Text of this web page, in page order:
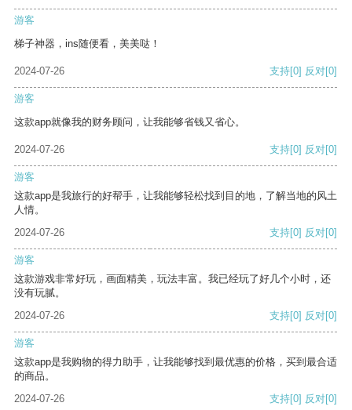
游客
梯子神器，ins随便看，美美哒！
2024-07-26 支持[0] 反对[0]
游客
这款app就像我的财务顾问，让我能够省钱又省心。
2024-07-26 支持[0] 反对[0]
游客
这款app是我旅行的好帮手，让我能够轻松找到目的地，了解当地的风土
人情。
2024-07-26
支持[0] 反对[0]
游客
这款游戏非常好玩，画面精美，玩法丰富。我已经玩了好几个小时，还
没有玩腻。
2024-07-26
支持[0] 反对[0]
游客
这款app是我购物的得力助手，让我能够找到最优惠的价格，买到最合适
的商品。
2024-07-26
支持[0] 反对[0]